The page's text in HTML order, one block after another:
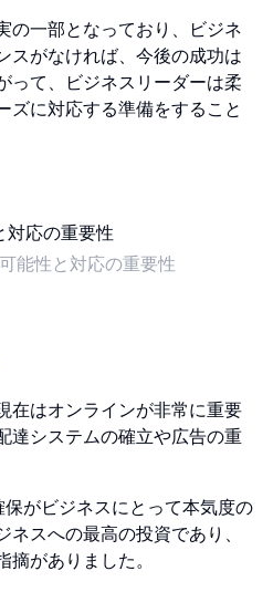
の一部となっており、ビジネ
スがなければ、今後の成功は
って、ビジネスリーダーは柔
ズに対応する準備をすること
能性と対応の重要性
在はオンラインが非常に重要
達システムの確立や広告の重
がビジネスにとって本気度の
スへの最高の投資であり、
がありました。